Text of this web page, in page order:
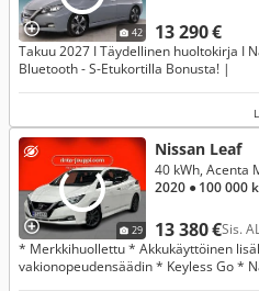
42 13 290 €
Takuu 2027 I Täydellinen huoltokirja I
Bluetooth - S-Etukortilla Bonusta! |
29
Nissan Leaf
13 380 €Sis.
2020 ● 100 000
* Merkkihuollettu * Akkukäyttöinen
vakionopeudensäädin * Keyless Go *